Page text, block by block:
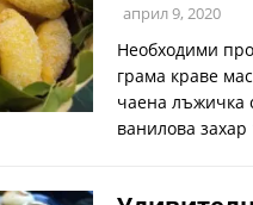
април 9, 2020
Необходими
грама краве
чаена лъжичка
ванилова